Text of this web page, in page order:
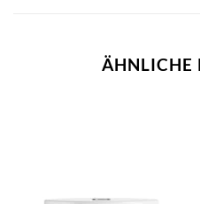
ÄHNLICHE